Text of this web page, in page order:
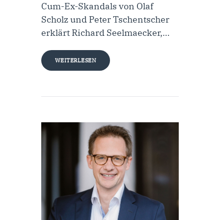
Cum-Ex-Skandals von Olaf
Scholz und Peter Tschentscher
erklärt Richard Seelmaecker,…
WEITERLESEN